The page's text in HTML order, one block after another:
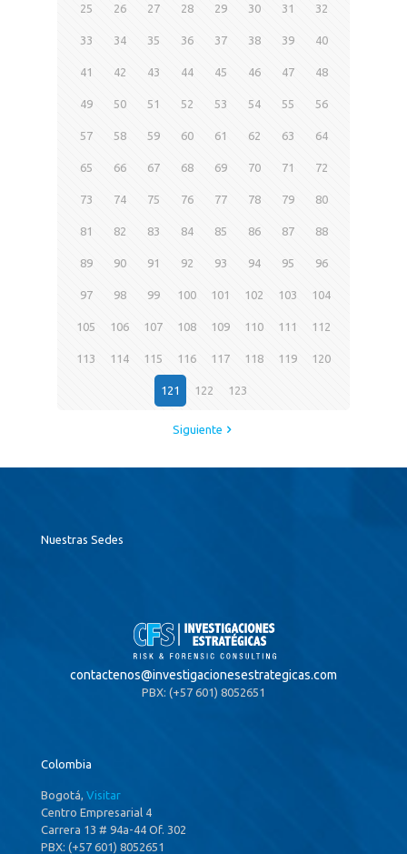
25 26 27 28 29 30 31 32
33 34 35 36 37 38 39 40
41 42 43 44 45 46 47 48
49 50 51 52 53 54 55 56
57 58 59 60 61 62 63 64
65 66 67 68 69 70 71 72
73 74 75 76 77 78 79 80
81 82 83 84 85 86 87 88
89 90 91 92 93 94 95 96
97 98 99 100 101 102 103 104
105 106 107 108 109 110 111 112
113 114 115 116 117 118 119 120
121 122 123
Siguiente
Nuestras Sedes
contactenos@investigacionesestrategicas.com
PBX: (+57 601) 8052651
Colombia
Bogotá, Visitar
Centro Empresarial 4
Carrera 13 # 94a-44 Of. 302
PBX: (+57 601) 8052651